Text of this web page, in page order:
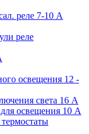
реле 7-10 A
реле
освещения 12 -
света 16 A
освещения 10 A